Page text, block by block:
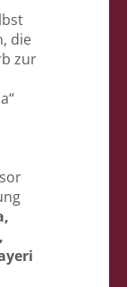
die
zur